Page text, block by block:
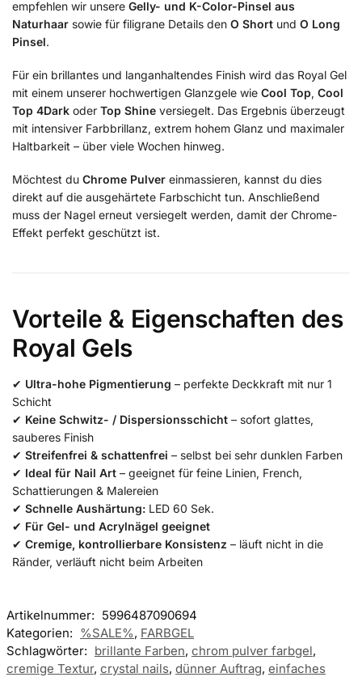
empfehlen wir unsere Gelly- und K-Color-Pinsel aus
Naturhaar sowie für filigrane Details den O Short und O Long
Pinsel.
Für ein brillantes und langanhaltendes Finish wird das Royal Gel
mit einem unserer hochwertigen Glanzgele wie Cool Top, Cool
Top 4Dark oder Top Shine versiegelt. Das Ergebnis überzeugt
mit intensiver Farbbrillanz, extrem hohem Glanz und maximaler
Haltbarkeit – über viele Wochen hinweg.
Möchtest du Chrome Pulver einmassieren, kannst du dies
direkt auf die ausgehärtete Farbschicht tun. Anschließend
muss der Nagel erneut versiegelt werden, damit der Chrome-
Effekt perfekt geschützt ist.
Vorteile & Eigenschaften des
Royal Gels
✔ Ultra-hohe Pigmentierung – perfekte Deckkraft mit nur 1
Schicht
✔ Keine Schwitz- / Dispersionsschicht – sofort glattes,
sauberes Finish
✔ Streifenfrei & schattenfrei – selbst bei sehr dunklen Farben
✔ Ideal für Nail Art – geeignet für feine Linien, French,
Schattierungen & Malereien
✔ Schnelle Aushärtung: LED 60 Sek.
✔ Für Gel- und Acrylnägel geeignet
✔ Cremige, kontrollierbare Konsistenz – läuft nicht in die
Ränder, verläuft nicht beim Arbeiten
Artikelnummer: 5996487090694
Kategorien: %SALE%, FARBGEL
Schlagwörter: brillante Farben, chrom pulver farbgel,
cremige Textur, crystal nails, dünner Auftrag, einfaches